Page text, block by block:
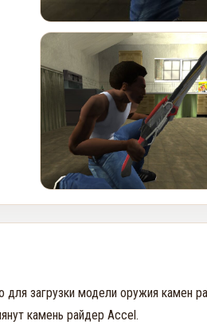
для загрузки модели оружия камен
камень райдер Accel.